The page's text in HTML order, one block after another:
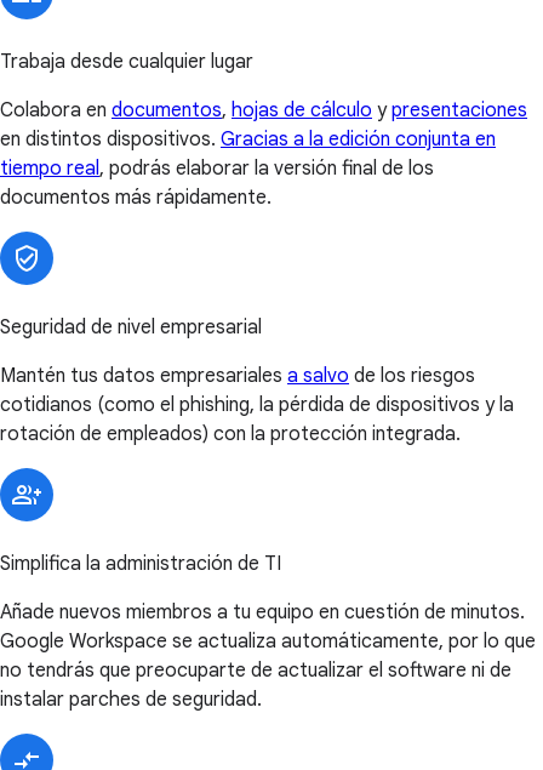
Trabaja desde cualquier lugar
Colabora en documentos, hojas de cálculo ypresentaciones
en distintos dispositivos. Gracias a la edición conjunta en
tiempo real , podrás elaborar la versión final de los
documentos más rápidamente.
Seguridad de nivel empresarial
Mantén tus datos empresariales a salvo de los riesgos
cotidianos (como el phishing, la pérdida de dispositivos y la
rotación de empleados) con la protección integrada.
Simplifica la administración de TI
Añade nuevos miembros a tu equipo en cuestión de minutos.
Google Workspace se actualiza automáticamente, por lo que
no tendrás que preocuparte de actualizar el software ni de
instalar parches de seguridad.